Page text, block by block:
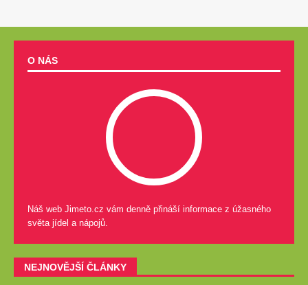
O NÁS
Náš web Jimeto.cz vám denně přináší informace z úžasného
světa jídel a nápojů.
NEJNOVĚJŠÍ ČLÁNKY